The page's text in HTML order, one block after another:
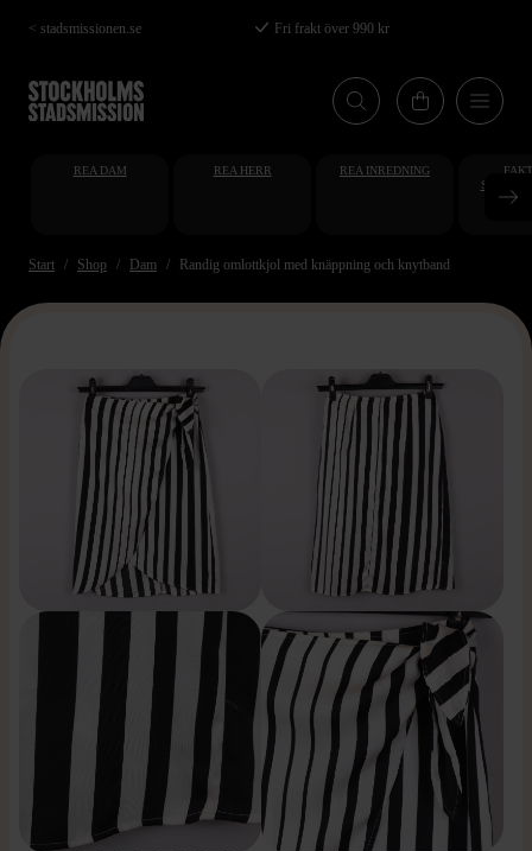
Hoppa
till
huvudinnehåll
< stadsmissionen.se Fri frakt över 990 kr
REA DAM REA HERR REA INREDNING
Start Shop Dam Randig omlottkjol med knäppning och knytband